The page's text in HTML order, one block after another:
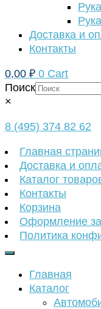
Доставка и
Контакты
0,00 ₽ 0 Cart
Поиск
×
8 (495) 374 82 62
Главная
Доставка и
Каталог
Контакты
Корзина
Оформление
Политика
Главная
Каталог